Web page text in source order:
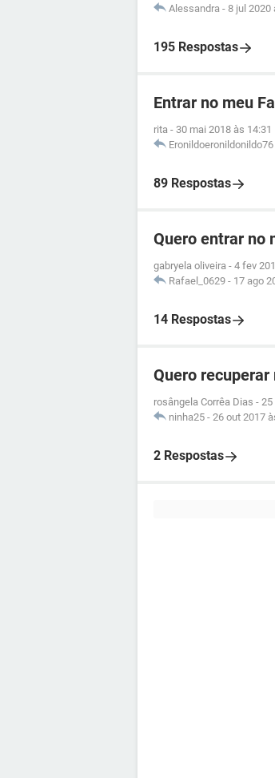
Alessandra - 8 jul 2020
195 Respostas
Entrar no meu
rita - 30 mai 2018 às 14:31
Eronildoeronildonildo76
89 Respostas
Quero entrar no
gabryela oliveira - 4 fev
Rafael_0629 - 17 ago
14 Respostas
Quero
rosângela Corrêa Dias - 25
ninha25 - 26 out 2017
2 Respostas